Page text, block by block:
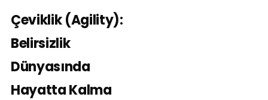
Çeviklik (Agility):
Belirsizlik
Dünyasında
Hayatta Kalma